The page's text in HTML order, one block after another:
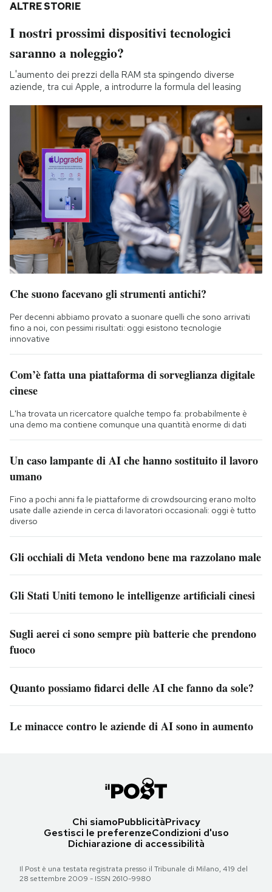
ALTRE STORIE
I nostri prossimi dispositivi tecnologici
saranno a noleggio?
L'aumento dei prezzi della RAM sta spingendo diverse
aziende, tra cui Apple, a introdurre la formula del leasing
Che suono facevano gli strumenti antichi?
Per decenni abbiamo provato a suonare quelli che sono arrivati
fino a noi, con pessimi risultati: oggi esistono tecnologie
innovative
Com’è fatta una piattaforma di sorveglianza digitale
cinese
L'ha trovata un ricercatore qualche tempo fa: probabilmente è
una demo ma contiene comunque una quantità enorme di dati
Un caso lampante di AI che hanno sostituito il lavoro
umano
Fino a pochi anni fa le piattaforme di crowdsourcing erano molto
usate dalle aziende in cerca di lavoratori occasionali: oggi è tutto
diverso
Gli occhiali di Meta vendono bene ma razzolano male
Gli Stati Uniti temono le intelligenze artificiali cinesi
Sugli aerei ci sono sempre più batterie che prendono
fuoco
Quanto possiamo fidarci delle AI che fanno da sole?
Le minacce contro le aziende di AI sono in aumento
Chi siamoPubblicitàPrivacy
Gestisci le preferenzeCondizioni d'uso
Dichiarazione di accessibilità
Il Post è una testata registrata presso il Tribunale di Milano, 419 del
28 settembre 2009 - ISSN 2610-9980